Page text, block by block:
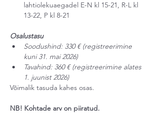
lahtiolekuaegadel E-N kl 15-21, R-L kl
13-22, P kl 8-21
Osalustasu
Soodushind: 330 € (registreerimine
kuni 31. mai 2026)
Tavahind: 360 € (registreerimine alates
1. juunist 2026)
Võimalik tasuda kahes osas.
NB! Kohtade arv on piiratud.